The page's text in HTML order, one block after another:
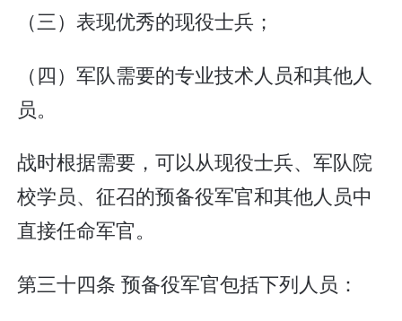
（三）表现优秀的现役士兵；
（四）军队需要的专业技术人员和其他人
员。
战时根据需要，可以从现役士兵、军队院
校学员、征召的预备役军官和其他人员中
直接任命军官。
第三十四条 预备役军官包括下列人员：